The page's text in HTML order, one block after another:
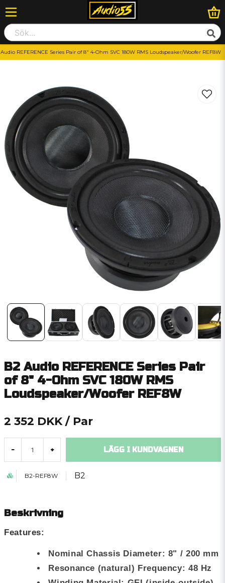
REFERENCE Series Pair of 8" 4-Ohm SVC 180W RMS Loudspeaker/Woofer REF8W
B2 Audio REFERENCE Series Pair
of 8" 4-Ohm SVC 180W RMS
Loudspeaker/Woofer REF8W
2 352 DKK / Par
- + LÄGG I KUNDVAGNEN
B2-REF8W B2
Beskrivning
Features:
Nominal Chassis Diameter: 8" / 200 mm
Resonance (natural) Frequency: 48 Hz